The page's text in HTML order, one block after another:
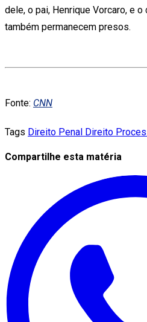
dele, o pai, Henrique Vorcaro, e o
também permanecem presos.
Fonte: CNN
Tags Direito Penal Direito
Compartilhe esta matéria